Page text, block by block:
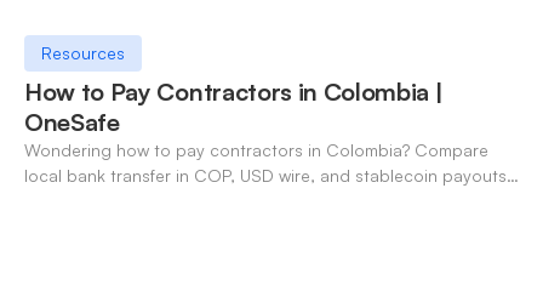
Resources
How to Pay Contractors in Colombia |
OneSafe
Wondering how to pay contractors in Colombia? Compare
local bank transfer in COP, USD wire, and stablecoin payouts.